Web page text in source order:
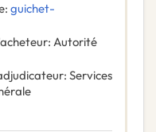
: guichet-
: Autorité
: Services